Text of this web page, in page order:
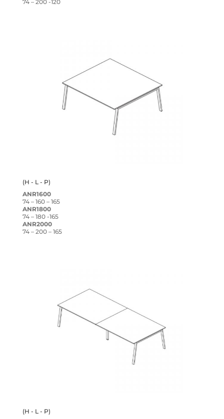
74 – 200 -120
(H - L - P)
ANR1600
74 – 160 – 165
ANR1800
74 – 180 -165
ANR2000
74 – 200 – 165
(H - L - P)